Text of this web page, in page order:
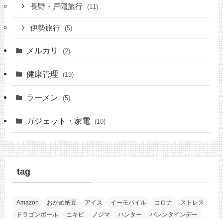
長野・戸隠旅行 (11)
伊勢旅行 (5)
メルカリ (2)
健康管理 (19)
ラーメン (5)
ガジェット・家電 (10)
tag
Amazon おかめ納豆 アイス イーモバイル コロナ
ストレス
ドラゴンボール
ニキビ ノジマ ハンター
バレンタインデー